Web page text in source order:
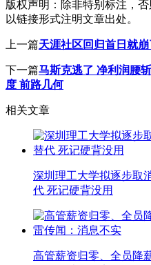
版权声明： 除非特别标注，
以链接形式注明文章出处。
上一篇天涯社区回归首日就
下一篇马斯克逃了 净利润腰
度 前路几何
相关文章
深圳理工大学拟逐步取
代 死记硬背没用
高管薪资归零、全员降